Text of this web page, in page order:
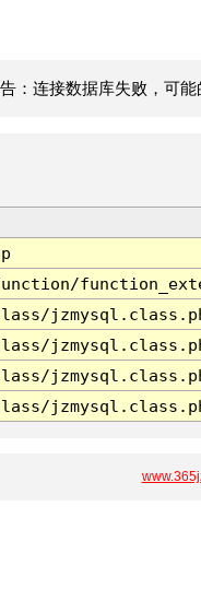
：连接数据库失败，可